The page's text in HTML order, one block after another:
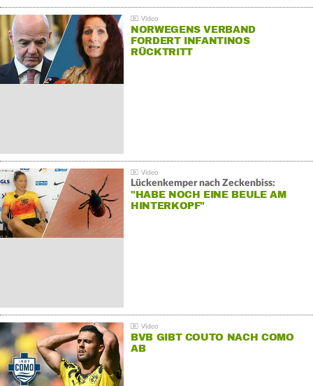
NORWEGENS VERBAND
FORDERT INFANTINOS
RÜCKTRITT
Lückenkemper nach Zeckenbiss:
"HABE NOCH EINE BEULE AM
HINTERKOPF"
BVB GIBT COUTO NACH COMO
AB